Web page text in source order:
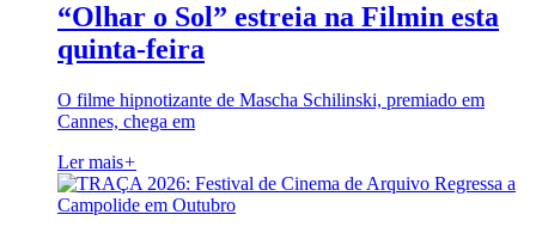
“Olhar o Sol” estreia na Filmin esta
quinta-feira
O filme hipnotizante de Mascha Schilinski, premiado em
Cannes, chega em
Ler mais+